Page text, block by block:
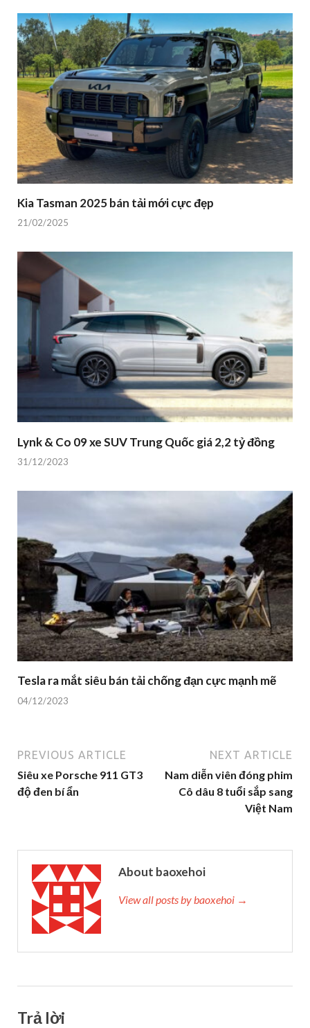
Kia Tasman 2025 bán tải mới cực đẹp
21/02/2025
Lynk & Co 09 xe SUV Trung Quốc giá 2,2 tỷ đồng
31/12/2023
Tesla ra mắt siêu bán tải chống đạn cực mạnh mẽ
04/12/2023
PREVIOUS ARTICLE
Siêu xe Porsche 911 GT3
độ đen bí ẩn
NEXT ARTICLE
Nam diễn viên đóng phim
Cô dâu 8 tuổi sắp sang
Việt Nam
About baoxehoi
View all posts by baoxehoi →
Trả lời